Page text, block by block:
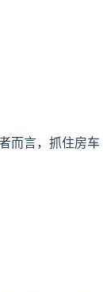
而言，抓住房车